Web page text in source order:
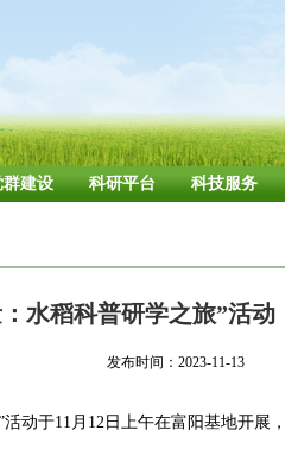
群建设 科研平台 科技服务
水稻科普研学之旅”活动
发布时间：2023-11-13
动于11月12日上午在富阳基地开展